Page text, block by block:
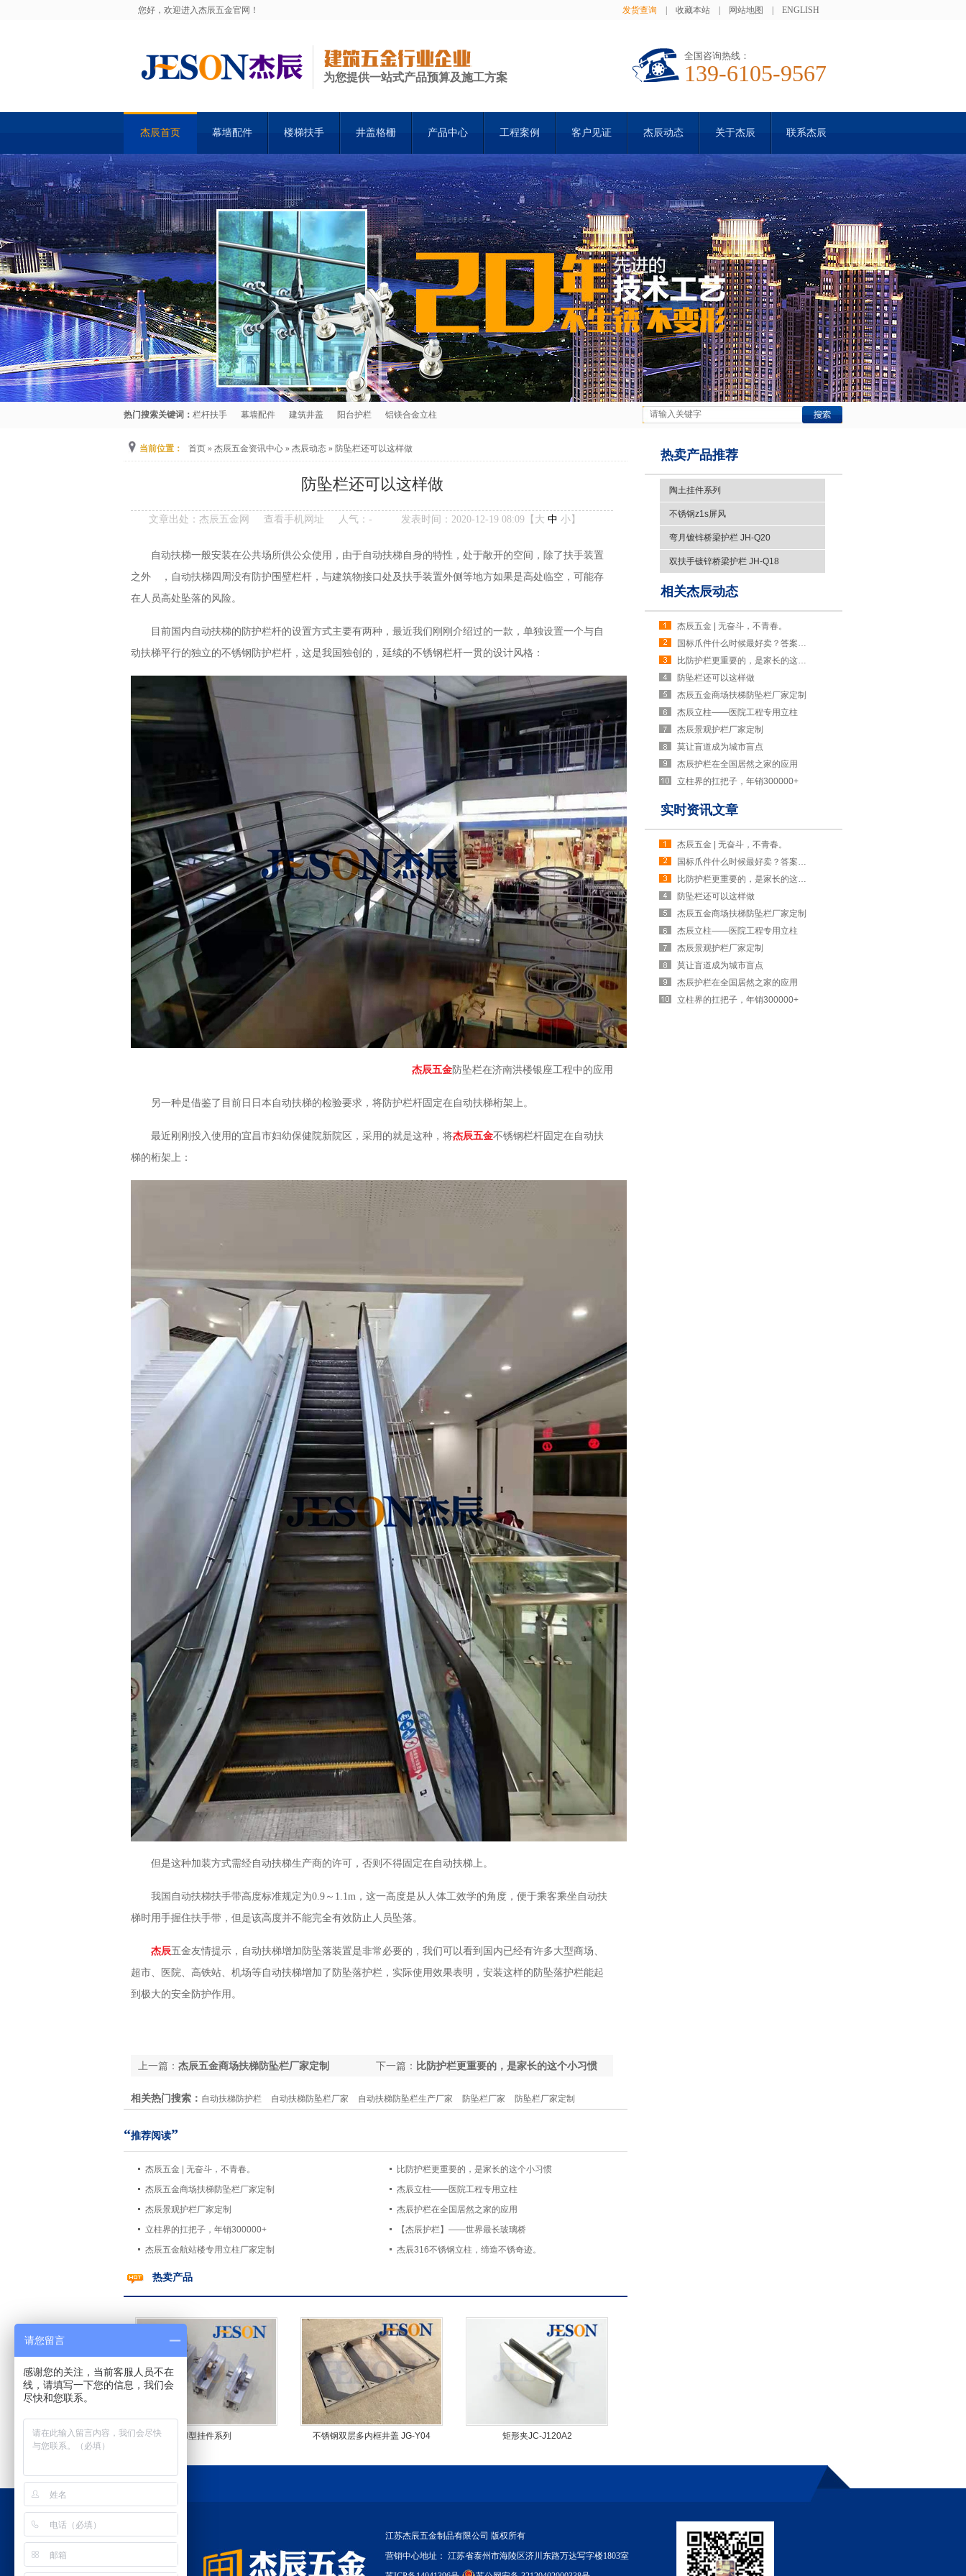
发货查询 收藏本站 网站地图 ENGLISH
您好，欢迎进入杰辰五金官网！
为您提供一站式产品预算及施工方案
全国咨询热线：
139-6105-9567
杰辰首页 幕墙配件 楼梯扶手 井盖格栅 产品中心 工程案例 客户见证 杰辰动态 关于杰辰 联系杰辰
热门搜索关键词： 栏杆扶手 幕墙配件 建筑井盖 阳台护栏 铝镁合金立柱
当前位置： 首页 » 杰辰五金资讯中心 » 杰辰动态 » 防坠栏还可以这样做
防坠栏还可以这样做
文章出处：杰辰五金网 查看手机网址 人气： - 发表时间：2020-12-19 08:09【 大 中 小 】
自动扶梯一般安装在公共场所供公众使用，由于自动扶梯自身的特性，处于敞开的空间，除了扶手装置
之外 ，自动扶梯四周没有防护围壁栏杆，与建筑物接口处及扶手装置外侧等地方如果是高处临空，可能存
在人员高处坠落的风险。
目前国内自动扶梯的防护栏杆的设置方式主要有两种，最近我们刚刚介绍过的一款，单独设置一个与自
动扶梯平行的独立的不锈钢防护栏杆，这是我国独创的，延续的不锈钢栏杆一贯的设计风格：
杰辰五金防坠栏在济南洪楼银座工程中的应用
另一种是借鉴了目前日日本自动扶梯的检验要求，将防护栏杆固定在自动扶梯桁架上。
最近刚刚投入使用的宜昌市妇幼保健院新院区，采用的就是这种，将杰辰五金不锈钢栏杆固定在自动扶
梯的桁架上：
但是这种加装方式需经自动扶梯生产商的许可，否则不得固定在自动扶梯上。
我国自动扶梯扶手带高度标准规定为0.9～1.1m，这一高度是从人体工效学的角度，便于乘客乘坐自动扶
梯时用手握住扶手带，但是该高度并不能完全有效防止人员坠落。
杰辰五金友情提示，自动扶梯增加防坠落装置是非常必要的，我们可以看到国内已经有许多大型商场、
超市、医院、高铁站、机场等自动扶梯增加了防坠落护栏，实际使用效果表明，安装这样的防坠落护栏能起
到极大的安全防护作用。
下一篇： 比防护栏更重要的，是家长的这个小习惯
上一篇： 杰辰五金商场扶梯防坠栏厂家定制
相关热门搜索： 自动扶梯防护栏 自动扶梯防坠栏厂家 自动扶梯防坠栏生产厂家 防坠栏厂家 防坠栏厂家定制
“推荐阅读”
杰辰五金 | 无奋斗，不青春。
比防护栏更重要的，是家长的这个小习惯
杰辰五金商场扶梯防坠栏厂家定制
杰辰立柱——医院工程专用立柱
杰辰景观护栏厂家定制
杰辰护栏在全国居然之家的应用
立柱界的扛把子，年销300000+
【杰辰护栏】——世界最长玻璃桥
杰辰五金航站楼专用立柱厂家定制
杰辰316不锈钢立柱，缔造不锈奇迹。
热卖产品
H型挂件系列 不锈钢双层多内框井盖 JG-Y04 矩形夹JC-J120A2
热卖产品推荐
陶土挂件系列
不锈钢z1s屏风
弯月镀锌桥梁护栏 JH-Q20
双扶手镀锌桥梁护栏 JH-Q18
相关杰辰动态
杰辰五金 | 无奋斗，不青春。
国标爪件什么时候最好卖？答案出乎意料
比防护栏更重要的，是家长的这个小习惯
防坠栏还可以这样做
杰辰五金商场扶梯防坠栏厂家定制
杰辰立柱——医院工程专用立柱
杰辰景观护栏厂家定制
莫让盲道成为城市盲点
杰辰护栏在全国居然之家的应用
立柱界的扛把子，年销300000+
实时资讯文章
杰辰五金 | 无奋斗，不青春。
国标爪件什么时候最好卖？答案出乎意料
比防护栏更重要的，是家长的这个小习惯
防坠栏还可以这样做
杰辰五金商场扶梯防坠栏厂家定制
杰辰立柱——医院工程专用立柱
杰辰景观护栏厂家定制
莫让盲道成为城市盲点
杰辰护栏在全国居然之家的应用
立柱界的扛把子，年销300000+
江苏杰辰五金制品有限公司 版权所有
营销中心地址： 江苏省泰州市海陵区济川东路万达写字楼1803室
请您留言
感谢您的关注，当前客服人员不在
线，请填写一下您的信息，我们会
尽快和您联系。